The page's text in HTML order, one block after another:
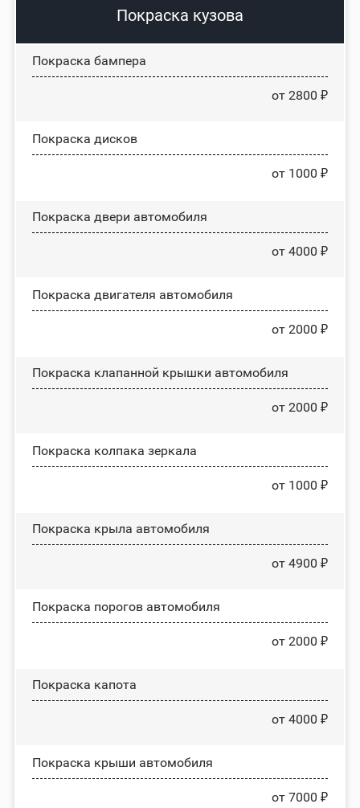
Покраска кузова
Покраска бампера
от 2800 ₽
Покраска дисков
от 1000 ₽
Покраска двери автомобиля
от 4000 ₽
Покраска двигателя автомобиля
от 2000 ₽
Покраска клапанной крышки автомобиля
от 2000 ₽
Покраска колпака зеркала
от 1000 ₽
Покраска крыла автомобиля
от 4900 ₽
Покраска порогов автомобиля
от 2000 ₽
Покраска капота
от 4000 ₽
Покраска крыши автомобиля
от 7000 ₽